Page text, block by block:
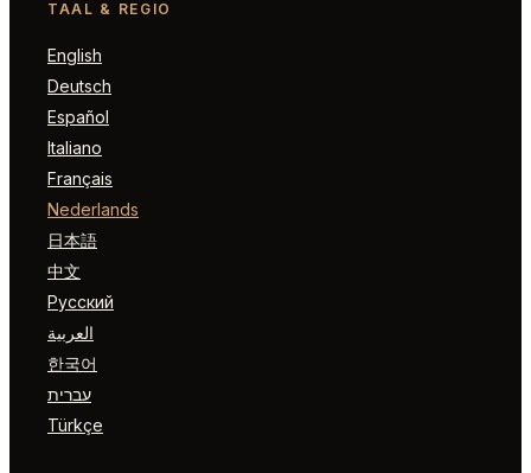
TAAL & REGIO
English
Deutsch
Español
Italiano
Français
Nederlands
日本語
中文
Русский
العربية
한국어
עברית
Türkçe